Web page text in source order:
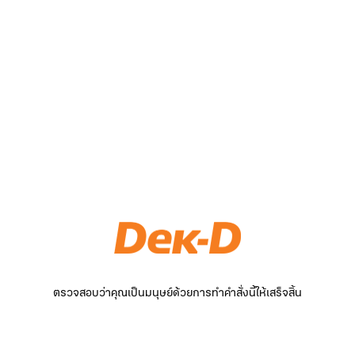
ตรวจสอบว่าคุณเป็นมนุษย์ด้วยการทำคำสั่งนี้ให้เสร็จสิ้น